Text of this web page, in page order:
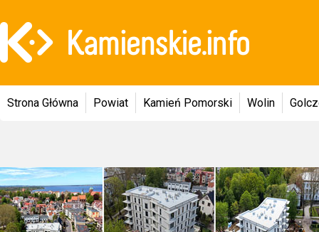
Strona Główna Powiat Kamień Pomorski Wolin